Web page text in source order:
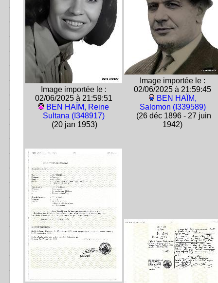
Image importée le :
02/06/2025 à 21:59:51
BEN HAÏM, Reine
Sultana (I348917)
(20 jan 1953)
Image importée le :
02/06/2025 à 21:59:45
BEN HAÏM,
Salomon (I339589)
(26 déc 1896 - 27 juin
1942)